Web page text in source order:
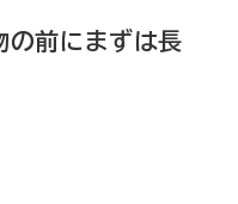
の前にまずは長